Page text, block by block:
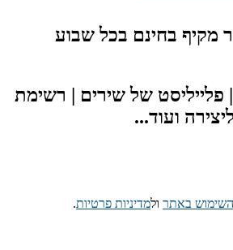
מקיף בחינם בכל שבוע
| פלייליסט של שירים | רשימת
ועוד...
באתר ולמדיניות פרטיות.